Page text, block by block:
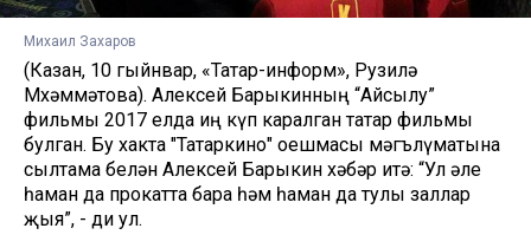
Михаил Захаров
(Казан, 10 гыйнвар, «Татар-информ», Рузилә
Мөхәммәтова). Алексей Барыкинның “Айсылу”
фильмы 2017 елда иң күп каралган татар фильмы
булган. Бу хакта "Татаркино" оешмасы мәгълүматына
сылтама белән Алексей Барыкин хәбәр итә: “Ул әле
һаман да прокатта бара һәм һаман да тулы заллар
җыя”, - ди ул.